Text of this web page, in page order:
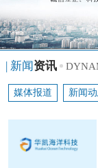
| 新闻资讯
媒体报道 新闻